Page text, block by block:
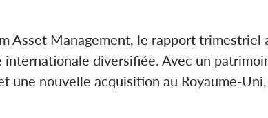
Asset Management, le rapport
internationale diversifiée. Avec un
une nouvelle acquisition au Royaume-